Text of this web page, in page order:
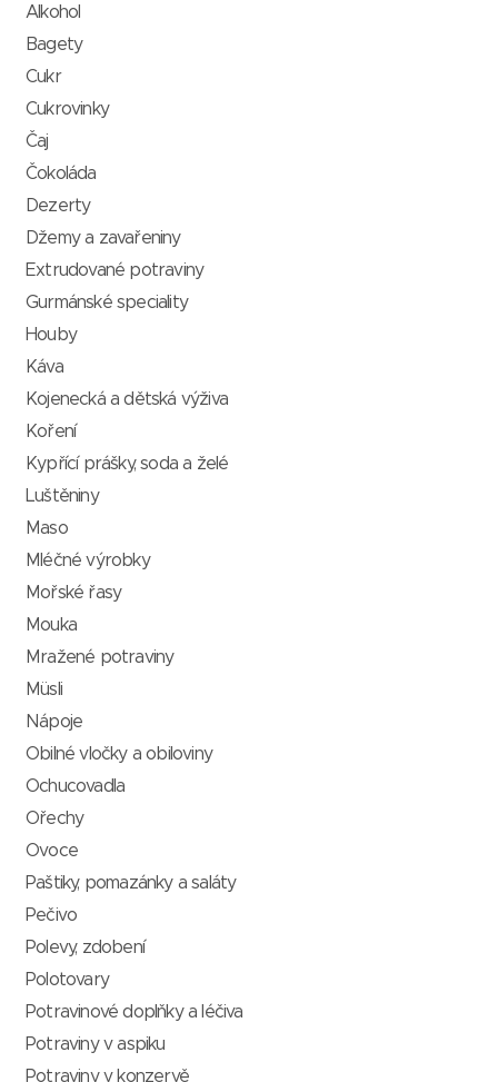
Alkohol
Bagety
Cukr
Cukrovinky
Čaj
Čokoláda
Dezerty
Džemy a zavařeniny
Extrudované potraviny
Gurmánské speciality
Houby
Káva
Kojenecká a dětská výživa
Koření
Kypřící prášky, soda a želé
Luštěniny
Maso
Mléčné výrobky
Mořské řasy
Mouka
Mražené potraviny
Müsli
Nápoje
Obilné vločky a obiloviny
Ochucovadla
Ořechy
Ovoce
Paštiky, pomazánky a saláty
Pečivo
Polevy, zdobení
Polotovary
Potravinové doplňky a léčiva
Potraviny v aspiku
Potraviny v konzervě